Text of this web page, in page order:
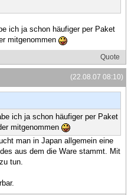
ich ja schon häufiger per Paket
mitgenommen
Quote
(22.08.07 08:10)
ich ja schon häufiger per Paket
mitgenommen
man in Japan allgemein eine
aus dem die Ware stammt. Mit
tun.